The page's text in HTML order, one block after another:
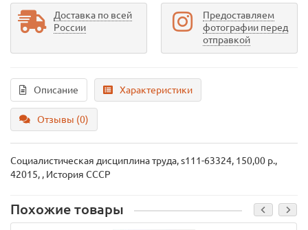
Доставка по всей
России
Предоставляем
фотографии перед
отправкой
Описание Характеристики
Отзывы (0)
Социалистическая дисциплина труда, s111-63324, 150,00 р.,
42015, , История СССР
Похожие товары